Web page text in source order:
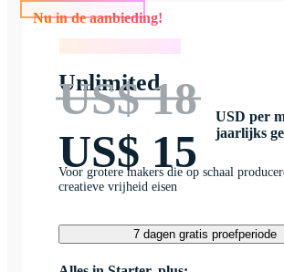
Nu in de aanbieding!
Unlimited
US$ 18
US$ 15
USD per
jaarlijks
Voor grotere makers die op schaal
creatieve vrijheid eisen
7 dagen gratis proefperiode